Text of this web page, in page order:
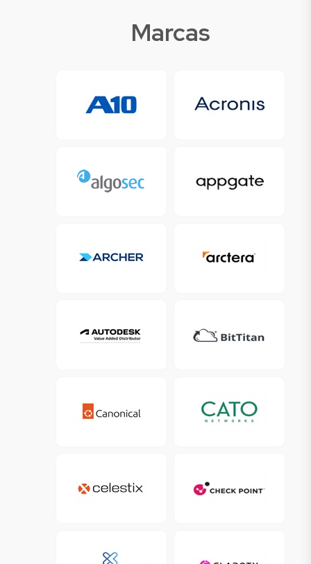
Marcas